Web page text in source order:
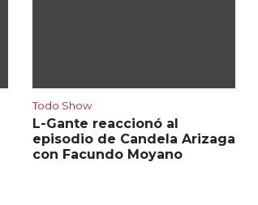
Todo Show
L-Gante reaccionó al
episodio de Candela Arizaga
con Facundo Moyano